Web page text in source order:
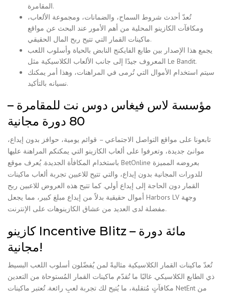
المقامرة.
تُعدّ أحدث شروط السماح، والضمانات، ومجموعة الألعاب،
ومكافآت الكازينو المحلية من أهم الأمور عند البحث عن مواقع
ماكينات القمار التي تتيح ربح المال الحقيقي.
يجمع هذا الإصدار بين طابع الفايكنج النابض بالحياة وأسلوب اللعب
المعروف جيدًا إلى جانب الألعاب الكلاسيكية مثل Le Bandit.
سيتم استخدام الأموال التي تُرمى في المراهنات، وهذا أمر يمكنك
نسيانه بالتأكيد.
مؤسسة لاس فيغاس دوس نت للمقامرة –
80 دورة مجانية
تابعونا على مواقع التواصل الاجتماعي – قوائم يومية، حوافز بدون إيداع،
موانئ جديدة، وتعرفوا على ألعاب الكازينو التي يمكنكم المراهنة عليها
باستخدام المكافأة الجديدة. يُعرف موقع BetOnline بعروضه المميزة
للدورات المجانية بدون إيداع، والتي تتيح للاعبين تجربة ألعاب ماكينات
القمار دون الحاجة إلى إيداع أولي. كما تتيح هذه العروض للاعبين ربح
أموال حقيقية بدلاً من إيداع مبلغ كبير، مما يجعل Harbors LV وجهة
مفضلة لدى العديد من عشاق الكازينوهات على الإنترنت.
كازينو Incentive Blitz – مائة دورة
مجانية!
تُعدّ ماكينات القمار الكلاسيكية مثاليةً لمن يُفضّلون أسلوب اللعب البسيط
ذي الطابع الكلاسيكي. غالبًا ما تُقدّم ماكينات القمار المُستوحاة من التعدين
مكافآتٍ مُتقلبة، ما يُتيح لك تجربة لعبٍ رائعة. تُعتبر ماكينات NetEnt من